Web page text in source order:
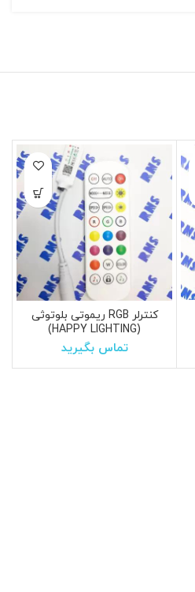
کنترلر RGB ریموتی بلوتوثی
(HAPPY LIGHTING)
تماس بگیرید